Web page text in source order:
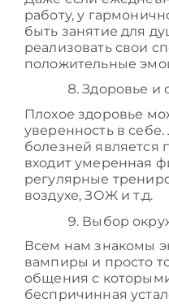
работу, у
быть занятие для
реализовать свои
положительные
Здоровье и
Плохое здоровье
уверенность в
болезней является
входит умеренная
регулярные
воздухе, ЗОЖ и т.д.
Выбор
Всем нам знакомы
вампиры и просто
общения с
беспричинная